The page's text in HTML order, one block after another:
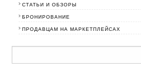
СТАТЬИ И ОБЗОРЫ
БРОНИРОВАНИЕ
ПРОДАВЦАМ НА МАРКЕТПЛЕЙСАХ